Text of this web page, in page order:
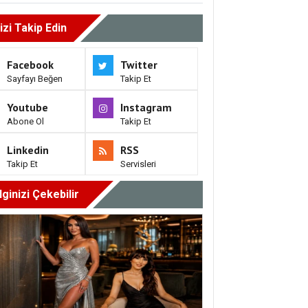
Takip Edin
Facebook
Sayfayı Beğen
Twitter
Takip Et
Youtube
Abone Ol
Instagram
Takip Et
Linkedin
Takip Et
RSS
Servisleri
Çekebilir